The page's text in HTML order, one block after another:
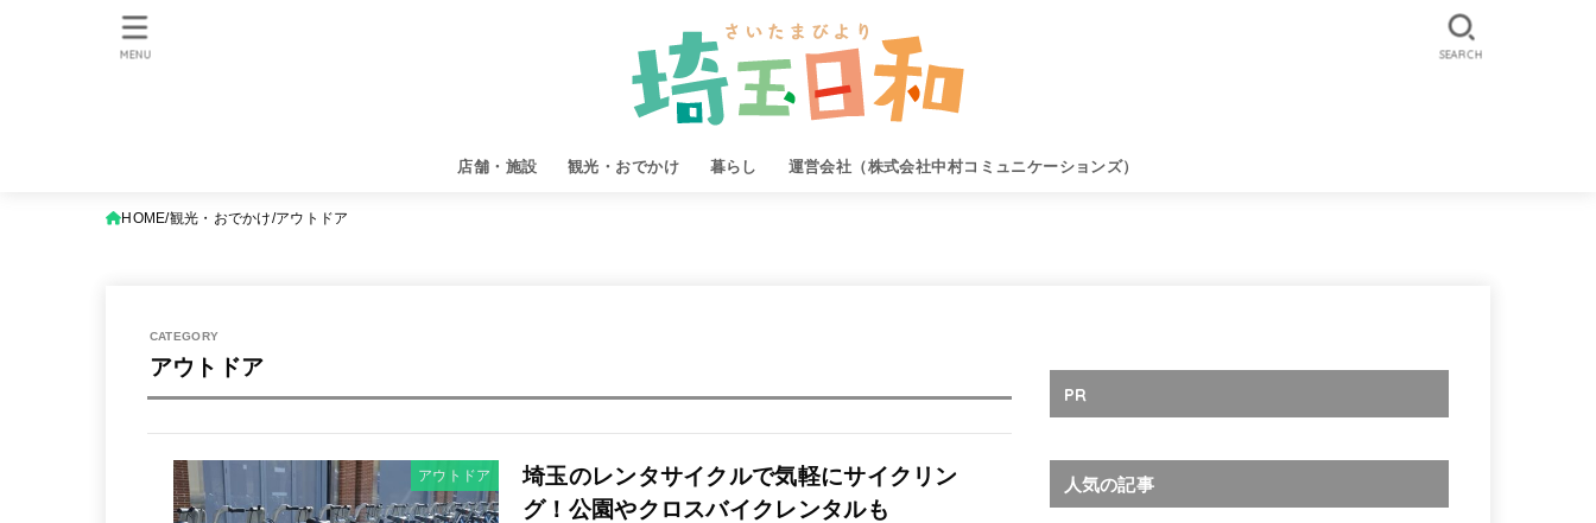
店舗・施設 観光・おでかけ 暮らし 運営会社（株式会社中村コミュニケーションズ）
SEARCH
MENU
HOME 観光・おでかけ アウトドア
アウトドア
アウトドア
埼玉のレンタサイクルで気軽にサイクリン
グ！公園やクロスバイクレンタルも
PR
人気の記事